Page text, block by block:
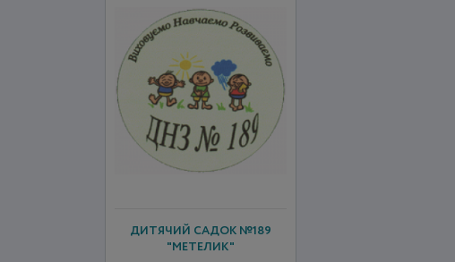
ДИТЯЧИЙ САДОК №189
"МЕТЕЛИК"